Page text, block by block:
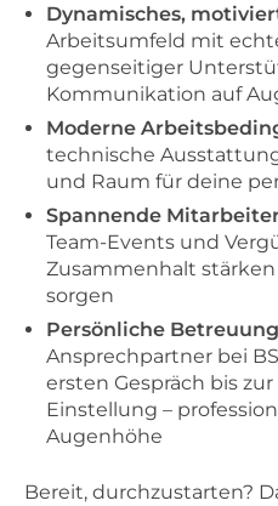
Dynamisches,
Arbeitsumfeld mit
gegenseitiger
Kommunikation auf
Moderne
technische
und Raum für deine
Spannende
Team-Events und
Zusammenhalt
sorgen
Persönliche
Ansprechpartner bei
ersten Gespräch bis
Einstellung –
Augenhöhe
Bereit, durchzustarten?